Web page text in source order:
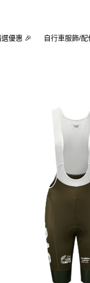
優惠 🎉 自行車服飾/配